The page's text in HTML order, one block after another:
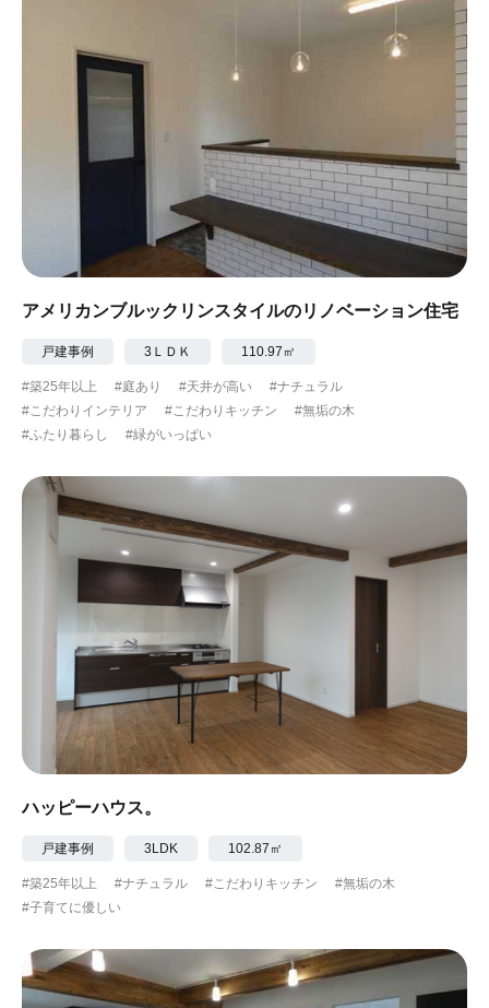
アメリカンブルックリンスタイルのリノベーション住宅
戸建事例 3ＬＤＫ 110.97㎡
#築25年以上 #庭あり #天井が高い
#ナチュラル
#こだわりインテリア
#こだわりキッチン
#無垢の木
#ふたり暮らし
#緑がいっぱい
ハッピーハウス。
戸建事例 3LDK 102.87㎡
#築25年以上 #ナチュラル #こだわりキッチン
#無垢の木
#子育てに優しい